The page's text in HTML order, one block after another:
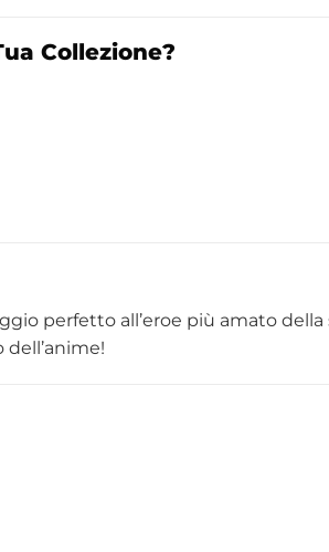
Collezione?
perfetto all’eroe più amato della